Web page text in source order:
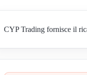
CYP Trading fornisce il